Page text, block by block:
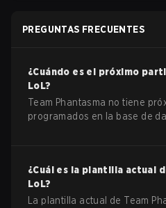
PREGUNTAS FRECUENTES
¿Cuándo es el próximo
LoL?
Team Phantasma no tiene
programados en la base de
¿Cuál es la plantilla actual
LoL?
La plantilla actual de Team